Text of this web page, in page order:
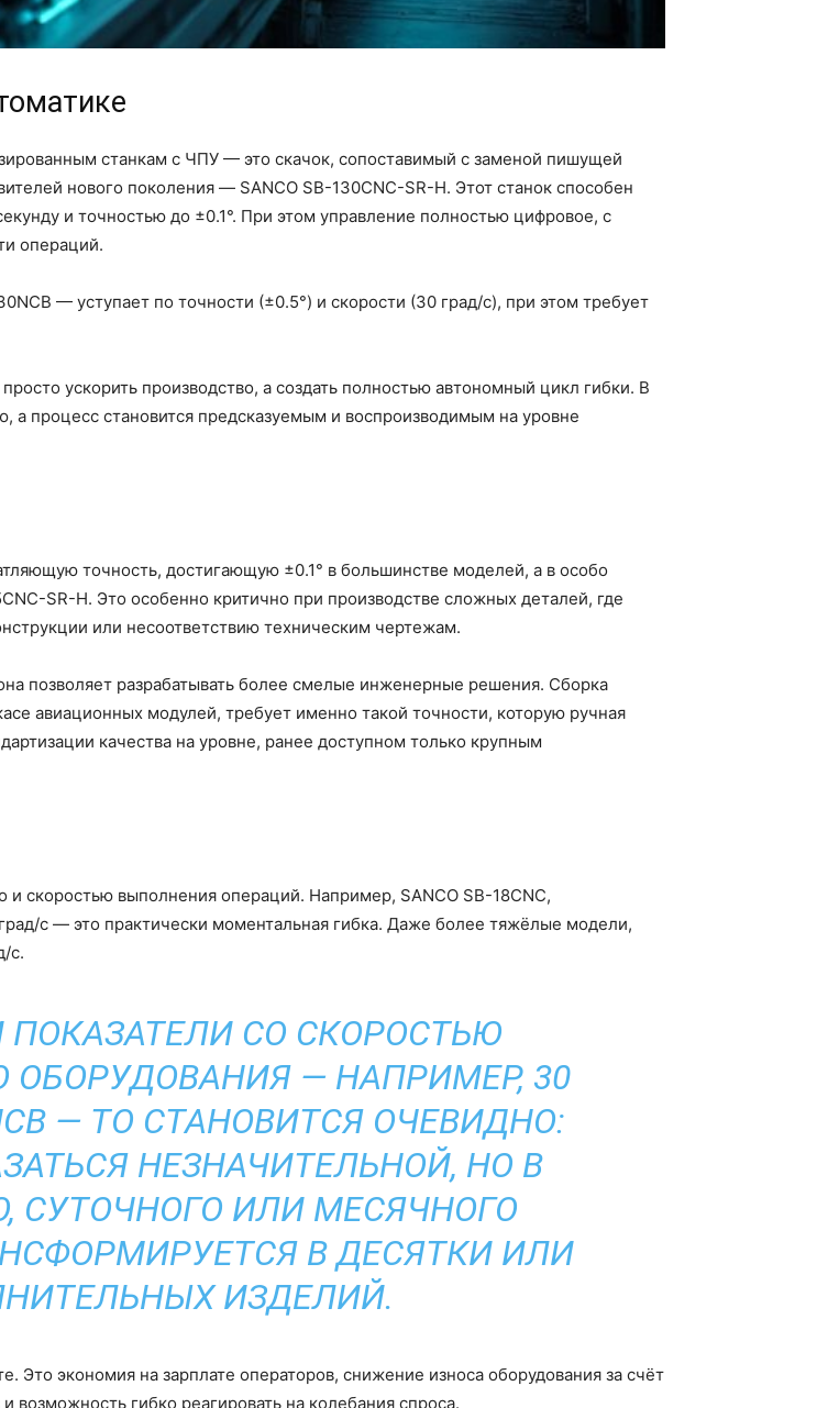
станкам с ЧПУ — это скачок, сопоставимый с заменой пишущей
нового поколения — SANCO SB-130CNC-SR-H. Этот станок способен
и точностью до ±0.1°. При этом управление полностью цифровое, с
операций.
— уступает по точности (±0.5°) и скорости (30 град/с), при этом требует
ускорить производство, а создать полностью автономный цикл гибки. В
а процесс становится предсказуемым и воспроизводимым на уровне
точность, достигающую ±0.1° в большинстве моделей, а в особо
SR-H. Это особенно критично при производстве сложных деталей, где
или несоответствию техническим чертежам.
позволяет разрабатывать более смелые инженерные решения. Сборка
авиационных модулей, требует именно такой точности, которую ручная
качества на уровне, ранее доступном только крупным
и скоростью выполнения операций. Например, SANCO SB-18CNC,
с — это практически моментальная гибка. Даже более тяжёлые модели,
с.
ПОКАЗАТЕЛИ СО СКОРОСТЬЮ
— НАПРИМЕР, 30
— ТО СТАНОВИТСЯ ОЧЕВИДНО:
НЕЗНАЧИТЕЛЬНОЙ, НО В
СУТОЧНОГО ИЛИ МЕСЯЧНОГО
В ДЕСЯТКИ ИЛИ
ИЗДЕЛИЙ.
Это экономия на зарплате операторов, снижение износа оборудования за счёт
гибко реагировать на колебания спроса.